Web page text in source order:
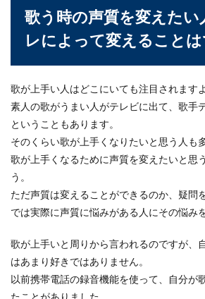
別れ話のタイミン
帯を考慮しましょ
日なのでしょうか？告
検索の方法。意外
とそのコツについて
検索の方法って30パター
か？知りたいことを知
ト...
銭湯に行った時は
歌う時の声質を変えたい
レによって変えること
歌が上手い人はどこにいても注目されますよ
素人の歌がうまい人がテレビに出て、歌手
ということもあります。
そのくらい歌が上手くなりたいと思う人も
歌が上手くなるために声質を変えたいと思
う。
ただ声質は変えることができるのか、疑問
では実際に声質に悩みがある人にその悩み
歌が上手いと周りから言われるのですが、
はあまり好きではありません。
以前携帯電話の録音機能を使って、自分が
たことがありました。